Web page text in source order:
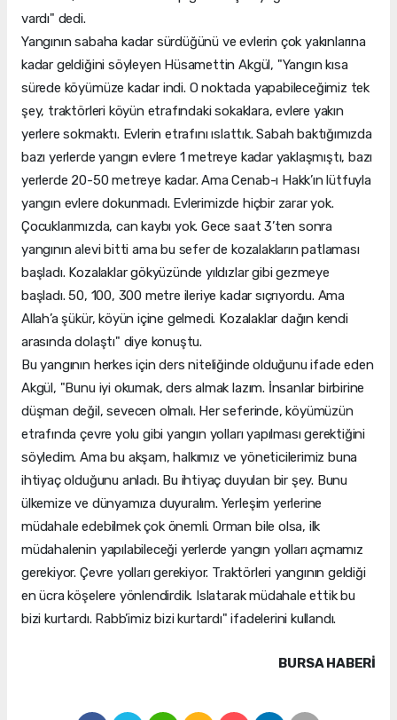
vardı" dedi.
Yangının sabaha kadar sürdüğünü ve evlerin çok yakınlarına
kadar geldiğini söyleyen Hüsamettin Akgül, "Yangın kısa
sürede köyümüze kadar indi. O noktada yapabileceğimiz tek
şey, traktörleri köyün etrafındaki sokaklara, evlere yakın
yerlere sokmaktı. Evlerin etrafını ıslattık. Sabah baktığımızda
bazı yerlerde yangın evlere 1 metreye kadar yaklaşmıştı, bazı
yerlerde 20-50 metreye kadar. Ama Cenab-ı Hakk’ın lütfuyla
yangın evlere dokunmadı. Evlerimizde hiçbir zarar yok.
Çocuklarımızda, can kaybı yok. Gece saat 3’ten sonra
yangının alevi bitti ama bu sefer de kozalakların patlaması
başladı. Kozalaklar gökyüzünde yıldızlar gibi gezmeye
başladı. 50, 100, 300 metre ileriye kadar sıçrıyordu. Ama
Allah’a şükür, köyün içine gelmedi. Kozalaklar dağın kendi
arasında dolaştı" diye konuştu.
Bu yangının herkes için ders niteliğinde olduğunu ifade eden
Akgül, "Bunu iyi okumak, ders almak lazım. İnsanlar birbirine
düşman değil, sevecen olmalı. Her seferinde, köyümüzün
etrafında çevre yolu gibi yangın yolları yapılması gerektiğini
söyledim. Ama bu akşam, halkımız ve yöneticilerimiz buna
ihtiyaç olduğunu anladı. Bu ihtiyaç duyulan bir şey. Bunu
ülkemize ve dünyamıza duyuralım. Yerleşim yerlerine
müdahale edebilmek çok önemli. Orman bile olsa, ilk
müdahalenin yapılabileceği yerlerde yangın yolları açmamız
gerekiyor. Çevre yolları gerekiyor. Traktörleri yangının geldiği
en ücra köşelere yönlendirdik. Islatarak müdahale ettik bu
bizi kurtardı. Rabb’imiz bizi kurtardı" ifadelerini kullandı.
BURSA HABERİ